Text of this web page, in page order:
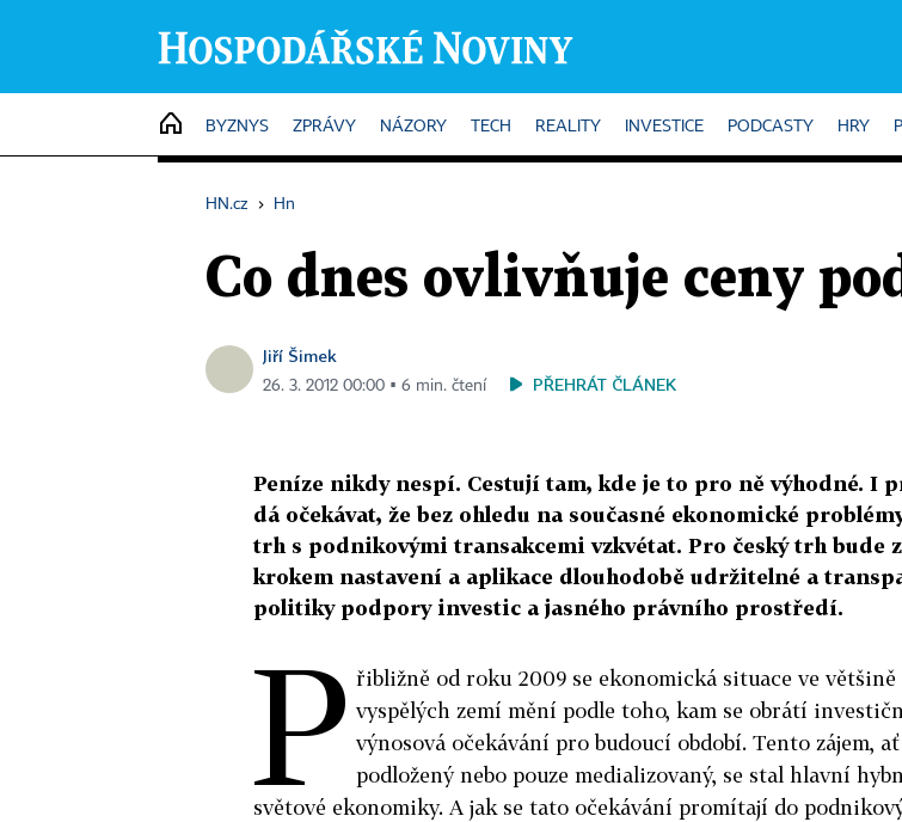
HOME
BYZNYS ZPRÁVY NÁZORY TECH REALITY INVESTICE PODCASTY HRY
HN.cz › Hn
Co dnes ovlivňuje ceny
Jiří Šimek
26. 3. 2012 00:00 ▪ 6 min. čtení PŘEHRÁT ČLÁNEK
Peníze nikdy nespí. Cestují tam, kde je to pro ně výhodné. I
dá očekávat, že bez ohledu na současné ekonomické
trh s podnikovými transakcemi vzkvétat. Pro český trh bude
krokem nastavení a aplikace dlouhodobě udržitelné a
politiky podpory investic a jasného právního prostředí.
P řibližně od roku 2009 se ekonomická situace ve většině
vyspělých zemí mění podle toho, kam se obrátí
výnosová očekávání pro budoucí období. Tento zájem,
podložený nebo pouze medializovaný, se stal hlavní
světové ekonomiky. A jak se tato očekávání promítají do